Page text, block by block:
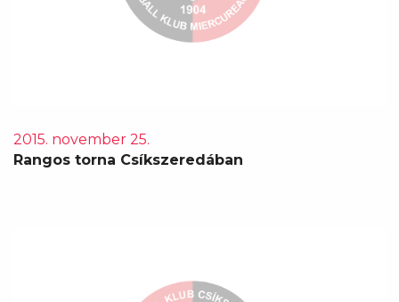
2015. november 25.
Rangos torna Csíkszeredában